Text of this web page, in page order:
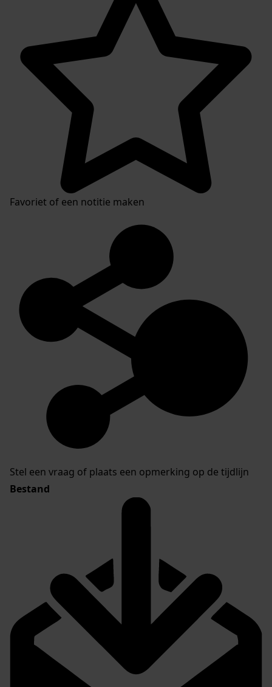
Favoriet of een notitie maken
Stel een vraag of plaats een opmerking op de tijdlijn
Bestand